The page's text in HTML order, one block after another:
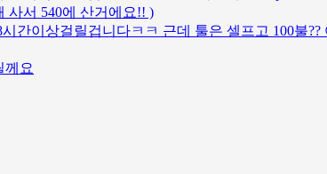
사서 540에 산거에요!! )
간이상걸릴겁니다ㅋㅋ 근데 툴은 셀프고 100불
께요